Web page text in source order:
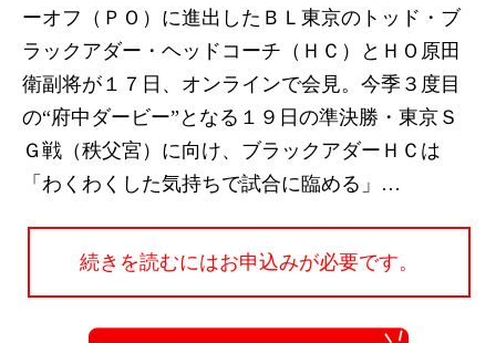
ーオフ（ＰＯ）に進出したＢＬ東京のトッド・ブ
ラックアダー・ヘッドコーチ（ＨＣ）とＨＯ原田
衛副将が１７日、オンラインで会見。今季３度目
の“府中ダービー”となる１９日の準決勝・東京Ｓ
Ｇ戦（秩父宮）に向け、ブラックアダーＨＣは
「わくわくした気持ちで試合に臨める」…
続きを読むにはお申込みが必要です。